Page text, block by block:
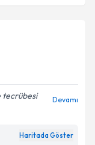
randevu
e-posta ile
tecrübesi
Devamı
Haritada Göster